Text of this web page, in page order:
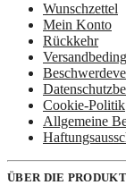
Wunschzettel
Mein Konto
Rückkehr
Cookie-Politik
Allgemeine
ÜBER DIE